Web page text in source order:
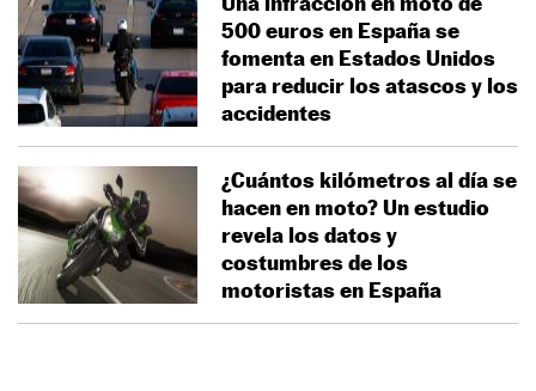
500 euros en España se
fomenta en Estados Unidos
para reducir los atascos y los
accidentes
¿Cuántos kilómetros al día se
hacen en moto? Un estudio
revela los datos y
costumbres de los
motoristas en España